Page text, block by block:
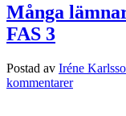
Många
FAS 3
Postad av Iréne
kommentarer